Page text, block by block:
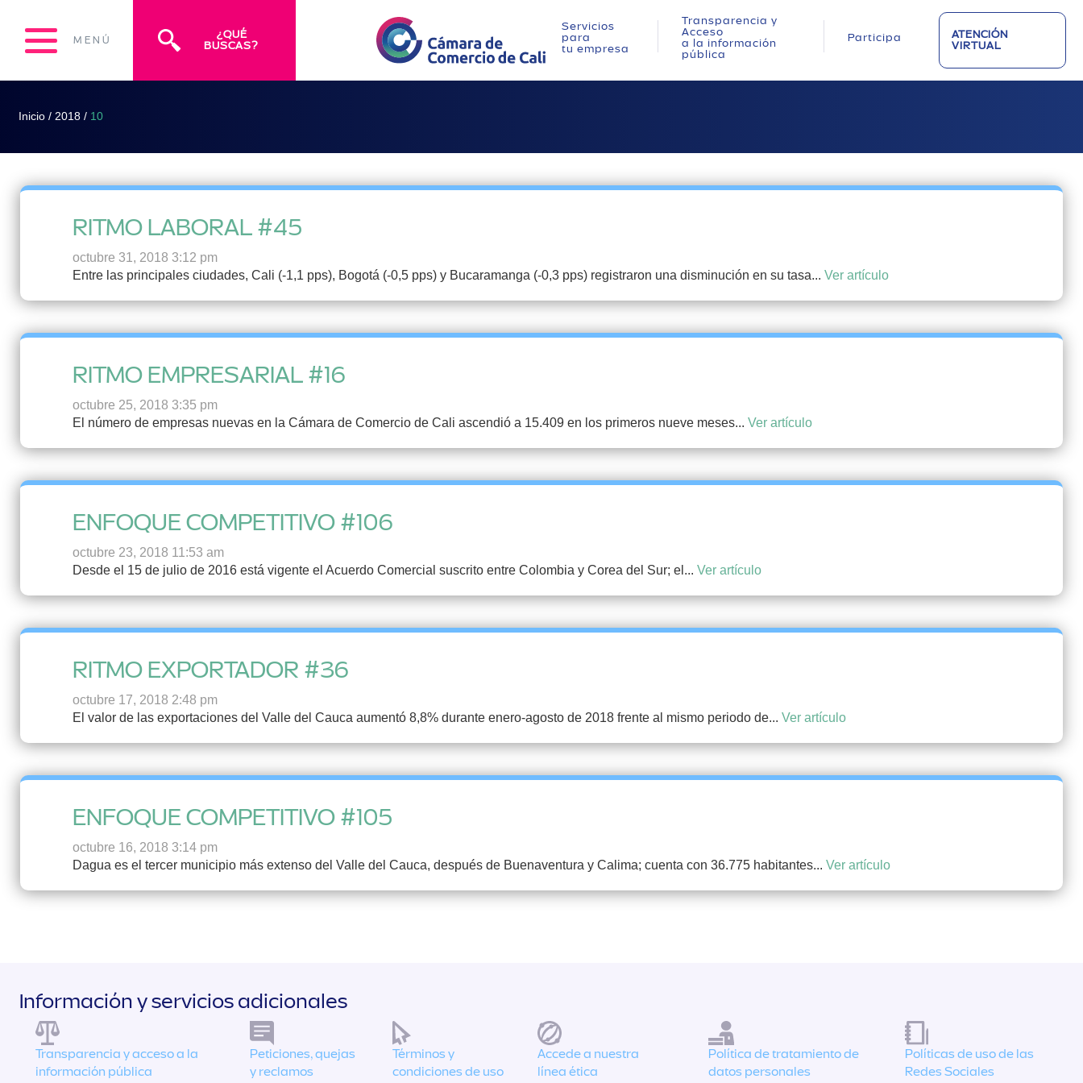
MENÚ
¿QUÉ
BUSCAS?
Servicios
para
tu empresa
Transparencia y
Acceso
a la información
pública
Participa
ATENCIÓN
VIRTUAL
Inicio / 2018 / 10
RITMO LABORAL #45
octubre 31, 2018 3:12 pm
Entre las principales ciudades, Cali (-1,1 pps), Bogotá (-0,5 pps) y Bucaramanga (-0,3 pps) registraron una disminución en su tasa... Ver artículo
RITMO EMPRESARIAL #16
octubre 25, 2018 3:35 pm
El número de empresas nuevas en la Cámara de Comercio de Cali ascendió a 15.409 en los primeros nueve meses... Ver artículo
ENFOQUE COMPETITIVO #106
octubre 23, 2018 11:53 am
Desde el 15 de julio de 2016 está vigente el Acuerdo Comercial suscrito entre Colombia y Corea del Sur; el... Ver artículo
RITMO EXPORTADOR #36
octubre 17, 2018 2:48 pm
El valor de las exportaciones del Valle del Cauca aumentó 8,8% durante enero-agosto de 2018 frente al mismo periodo de... Ver artículo
ENFOQUE COMPETITIVO #105
octubre 16, 2018 3:14 pm
Dagua es el tercer municipio más extenso del Valle del Cauca, después de Buenaventura y Calima; cuenta con 36.775 habitantes... Ver artículo
Información y servicios adicionales
Transparencia y acceso a la
información pública
Peticiones, quejas
y reclamos
Términos y
condiciones de uso
Accede a nuestra
línea ética
Política de tratamiento de
datos personales
Políticas de uso de las
Redes Sociales